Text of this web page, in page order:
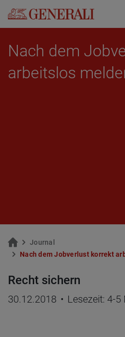
Nach dem
ar­beits­los
Jour­nal
Nach dem Job­ver­lust kor­rekt
Recht sichern
30.12.2018 • Lesezeit: 4-5